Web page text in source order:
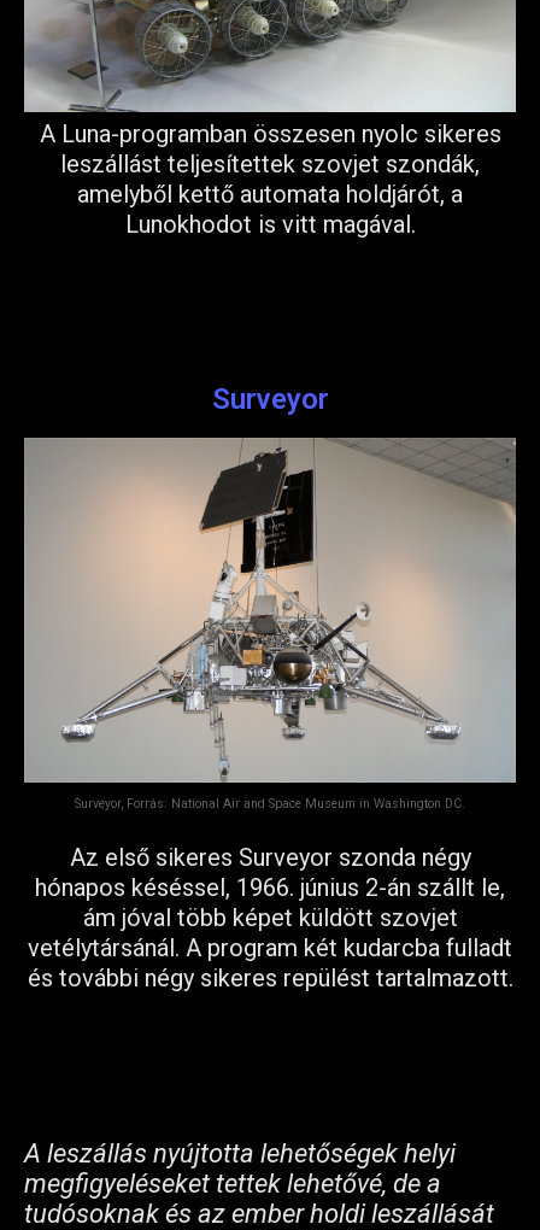
A Luna-programban összesen nyolc sikeres
leszállást teljesítettek szovjet szondák,
amelyből kettő automata holdjárót, a
Lunokhodot is vitt magával.
Surveyor
Surveyor, Forrás: National Air and Space Museum in Washington DC.
Az első sikeres Surveyor szonda négy
hónapos késéssel, 1966. június 2-án szállt le,
ám jóval több képet küldött szovjet
vetélytársánál. A program két kudarcba fulladt
és további négy sikeres repülést tartalmazott.
A leszállás nyújtotta lehetőségek helyi
megfigyeléseket tettek lehetővé, de a
tudósoknak és az ember holdi leszállását